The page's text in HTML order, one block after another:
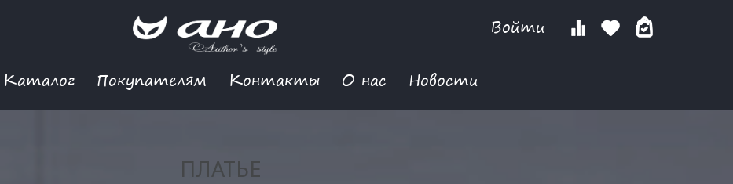
Войти
Каталог Покупателям Контакты О нас Новости
ПЛАТЬЕ